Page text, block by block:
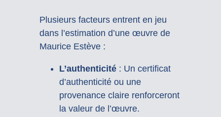
Plusieurs facteurs entrent en jeu
dans l’estimation d’une œuvre de
Maurice Estève :
L’authenticité: Un certificat
d’authenticité ou une
provenance claire renforceront
la valeur de l’œuvre.